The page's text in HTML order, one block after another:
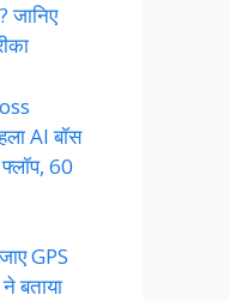
जानिए
AI बॉस
फ्लॉप, 60
GPS
ने बताया